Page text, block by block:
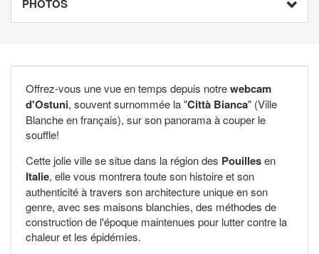
PHOTOS
Offrez-vous une vue en temps depuis notrewebcam
d'Ostuni, souvent surnommée la "Città Bianca" (Ville
Blanche en français), sur son panorama à couper le
souffle!
Cette jolie ville se situe dans la région des Pouillesen
Italie, elle vous montrera toute son histoire et son
authenticité à travers son architecture unique en son
genre, avec ses maisons blanchies, des méthodes de
construction de l'époque maintenues pour lutter contre la
chaleur et les épidémies.